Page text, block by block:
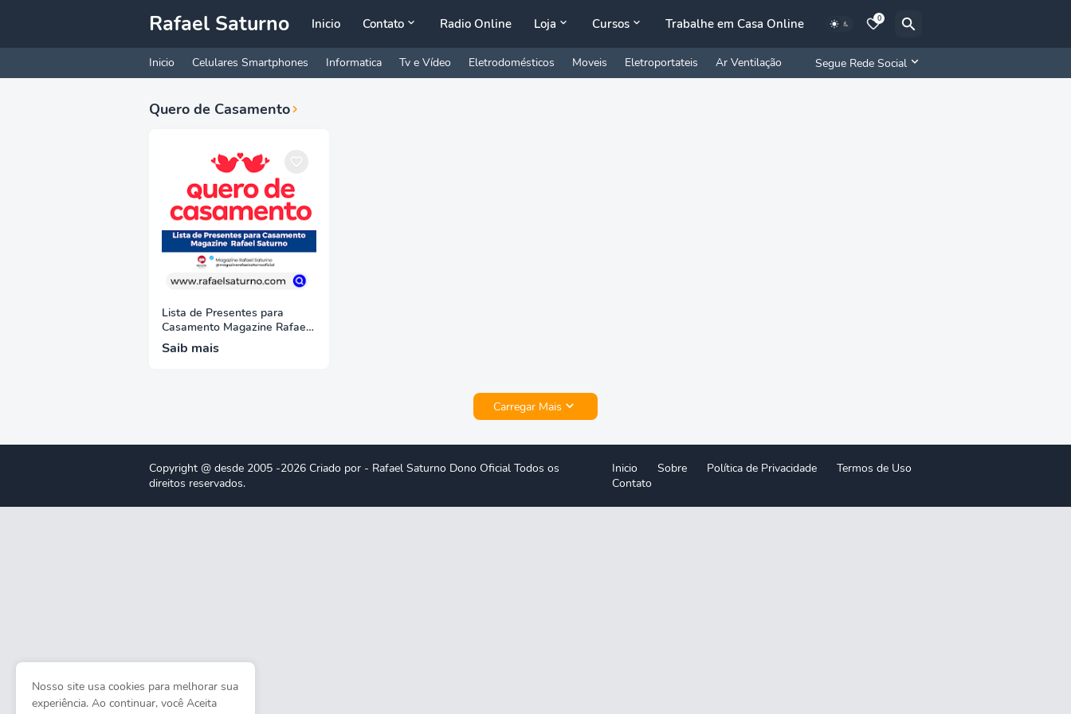
Rafael Saturno Inicio Contato Radio Online Loja Cursos Trabalhe em Casa Online 0
Inicio Celulares Smartphones Informatica Tv e Vídeo Eletrodomésticos Moveis Eletroportateis Ar Ventilação Segue Rede Social
Quero de Casamento
Lista de Presentes para
Casamento Magazine Rafael
Saturno
Saib mais
Carregar Mais
Copyright @ desde 2005 -2026 Criado por - Rafael Saturno Dono Oficial Todos os
direitos reservados.
Inicio Sobre Política de Privacidade
Termos de Uso
Contato
Nosso site usa cookies para melhorar sua
experiência. Ao continuar, você Aceita